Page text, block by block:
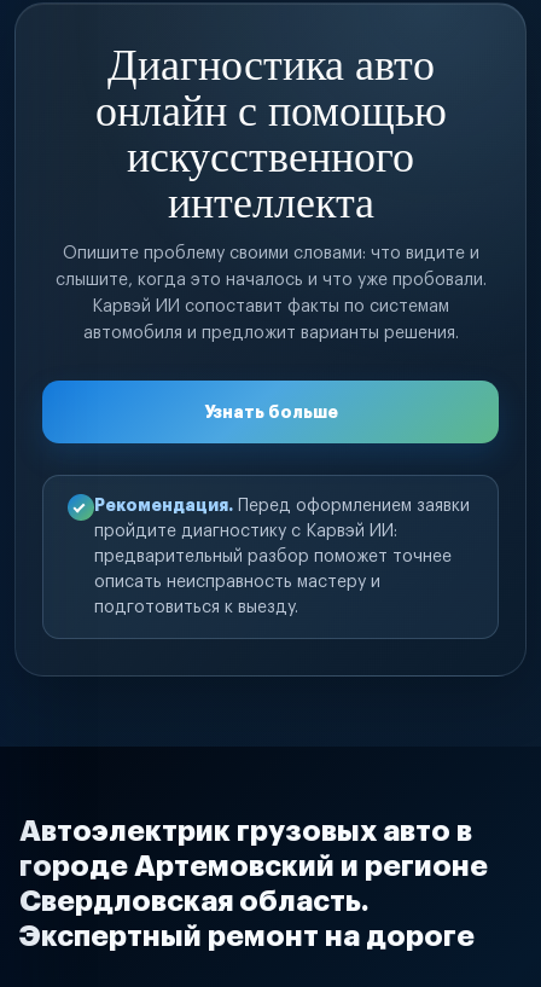
Диагностика авто
онлайн с помощью
искусственного
интеллекта
Опишите проблему своими словами: что видите и
слышите, когда это началось и что уже пробовали.
Карвэй ИИ сопоставит факты по системам
автомобиля и предложит варианты решения.
Узнать больше
Рекомендация. Перед оформлением заявки
пройдите диагностику с Карвэй ИИ:
предварительный разбор поможет точнее
описать неисправность мастеру и
подготовиться к выезду.
Автоэлектрик грузовых авто в
городе Артемовский и регионе
Свердловская область.
Экспертный ремонт на дороге